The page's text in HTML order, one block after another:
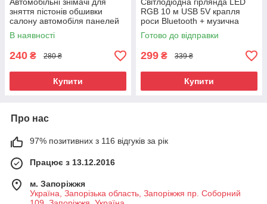
Автомобільні знімачі для
зняття пістонів обшивки
салону автомобіля панелей
магнітол
В наявності
240 ₴ 280 ₴
Купити
Світлодіодна гірлянда LED
RGB 10 м USB 5V крапля
роси Bluetooth + музична
Готово до відправки
299 ₴ 339 ₴
Купити
Про нас
97% позитивних з 116 відгуків за рік
Працює з 13.12.2016
м. Запоріжжя
Україна, Запорізька область, Запоріжжя пр. Соборний